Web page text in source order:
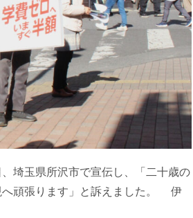
埼玉県所沢市で宣伝し、「二十歳の
へ頑張ります」と訴えました。 伊